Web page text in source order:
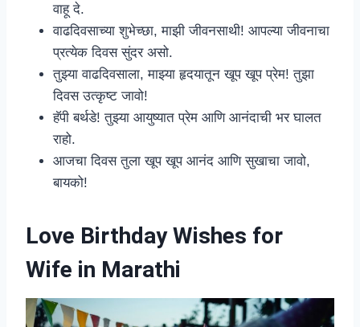
वाहू दे.
वाढदिवसाच्या शुभेच्छा, माझी जीवनसाथी! आपल्या जीवनाचा
प्रत्येक दिवस सुंदर असो.
तुझ्या वाढदिवसाला, माझ्या हृदयातून खूप खूप प्रेम! तुझा
दिवस उत्कृष्ट जावो!
हॅपी बर्थडे! तुझ्या आयुष्यात प्रेम आणि आनंदाची भर घालत
राहो.
आजचा दिवस तुला खूप खूप आनंद आणि सुखाचा जावो,
बायको!
Love Birthday Wishes for
Wife in Marathi